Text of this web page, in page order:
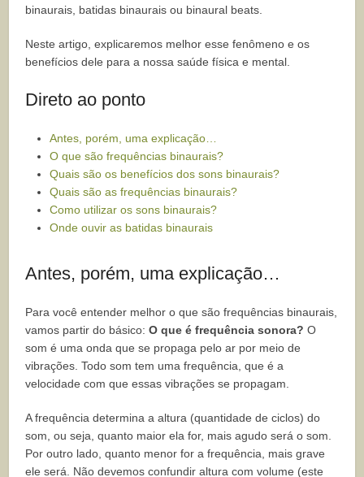
binaurais, batidas binaurais ou binaural beats.
Neste artigo, explicaremos melhor esse fenômeno e os
benefícios dele para a nossa saúde física e mental.
Direto ao ponto
Antes, porém, uma explicação…
O que são frequências binaurais?
Quais são os benefícios dos sons binaurais?
Quais são as frequências binaurais?
Como utilizar os sons binaurais?
Onde ouvir as batidas binaurais
Antes, porém, uma explicação…
Para você entender melhor o que são frequências binaurais,
vamos partir do básico:O que é frequência sonora? O
som é uma onda que se propaga pelo ar por meio de
vibrações. Todo som tem uma frequência, que é a
velocidade com que essas vibrações se propagam.
A frequência determina a altura (quantidade de ciclos) do
som, ou seja, quanto maior ela for, mais agudo será o som.
Por outro lado, quanto menor for a frequência, mais grave
ele será. Não devemos confundir altura com volume (este